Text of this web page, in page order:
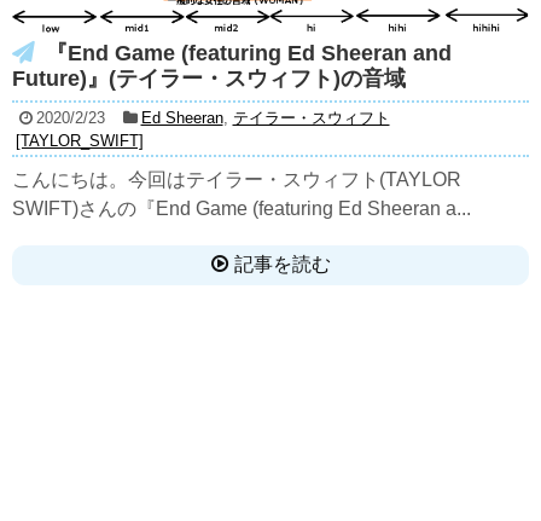
『End Game (featuring Ed Sheeran and
Future)』(テイラー・スウィフト)の音域
2020/2/23 Ed Sheeran, テイラー・スウィフト
[TAYLOR_SWIFT]
こんにちは。今回はテイラー・スウィフト(TAYLOR
SWIFT)さんの『End Game (featuring Ed Sheeran a...
記事を読む